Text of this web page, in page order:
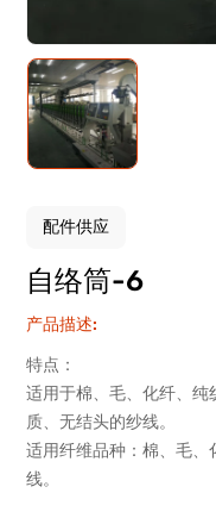
配件供应
自络筒-6
产品描述:
特点：
适用于棉、毛、化纤、
质、无结头的纱线。
适用纤维品种：棉、毛、
线。